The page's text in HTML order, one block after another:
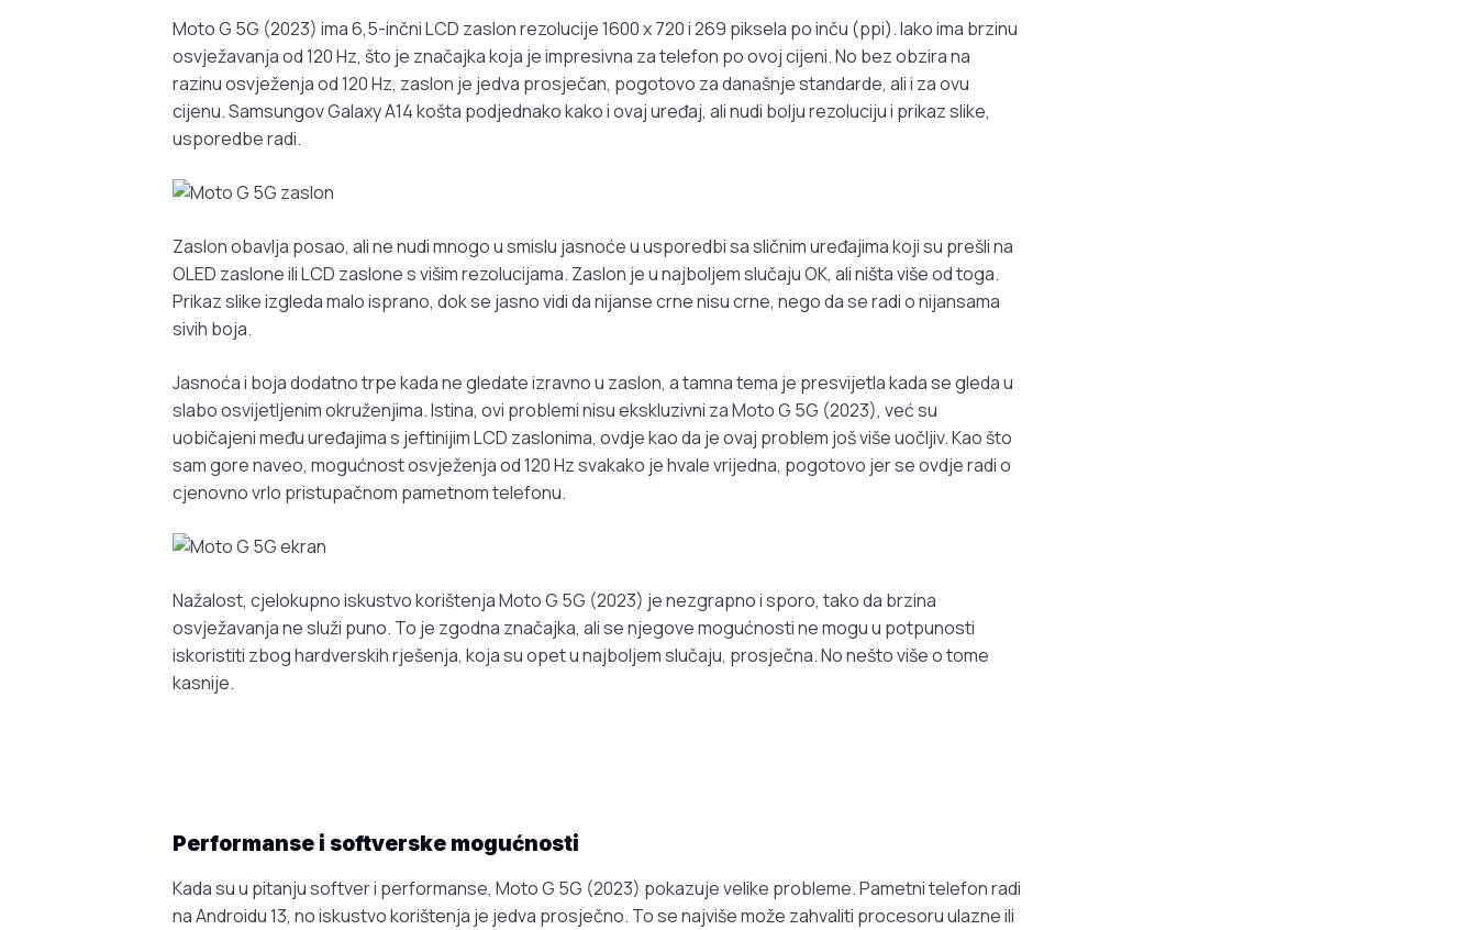
Moto G 5G (2023) ima 6,5-inčni LCD zaslon rezolucije 1600 x 720 i 269 piksela po inču (ppi). Iako ima brzinu
osvježavanja od 120 Hz, što je značajka koja je impresivna za telefon po ovoj cijeni. No bez obzira na
razinu osvježenja od 120 Hz, zaslon je jedva prosječan, pogotovo za današnje standarde, ali i za ovu
cijenu. Samsungov Galaxy A14 košta podjednako kako i ovaj uređaj, ali nudi bolju rezoluciju i prikaz slike,
usporedbe radi.
Zaslon obavlja posao, ali ne nudi mnogo u smislu jasnoće u usporedbi sa sličnim uređajima koji su prešli na
OLED zaslone ili LCD zaslone s višim rezolucijama. Zaslon je u najboljem slučaju OK, ali ništa više od toga.
Prikaz slike izgleda malo isprano, dok se jasno vidi da nijanse crne nisu crne, nego da se radi o nijansama
sivih boja.
Jasnoća i boja dodatno trpe kada ne gledate izravno u zaslon, a tamna tema je presvijetla kada se gleda u
slabo osvijetljenim okruženjima. Istina, ovi problemi nisu ekskluzivni za Moto G 5G (2023), već su
uobičajeni među uređajima s jeftinijim LCD zaslonima, ovdje kao da je ovaj problem još više uočljiv. Kao što
sam gore naveo, mogućnost osvježenja od 120 Hz svakako je hvale vrijedna, pogotovo jer se ovdje radi o
cjenovno vrlo pristupačnom pametnom telefonu.
Nažalost, cjelokupno iskustvo korištenja Moto G 5G (2023) je nezgrapno i sporo, tako da brzina
osvježavanja ne služi puno. To je zgodna značajka, ali se njegove mogućnosti ne mogu u potpunosti
iskoristiti zbog hardverskih rješenja, koja su opet u najboljem slučaju, prosječna. No nešto više o tome
kasnije.
Performanse i softverske mogućnosti
Kada su u pitanju softver i performanse, Moto G 5G (2023) pokazuje velike probleme. Pametni telefon radi
na Androidu 13, no iskustvo korištenja je jedva prosječno. To se najviše može zahvaliti procesoru ulazne ili